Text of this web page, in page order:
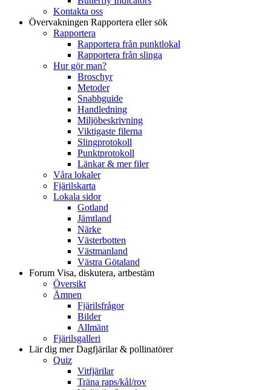
Kontakta oss
Övervakningen Rapportera eller sök
Rapportera
Rapportera från punktlokal
Rapportera från slinga
Hur gör man?
Broschyr
Metoder
Snabbguide
Handledning
Miljöbeskrivning
Viktigaste filerna
Slingprotokoll
Punktprotokoll
Länkar & mer filer
Våra lokaler
Fjärilskarta
Lokala sidor
Gotland
Jämtland
Närke
Västerbotten
Västmanland
Västra Götaland
Forum Visa, diskutera, artbestäm
Översikt
Ämnen
Fjärilsfrågor
Bilder
Allmänt
Fjärilsgalleri
Lär dig merDagfjärilar & pollinatörer
Quiz
Vitfjärilar
Träna raps/kål/rov